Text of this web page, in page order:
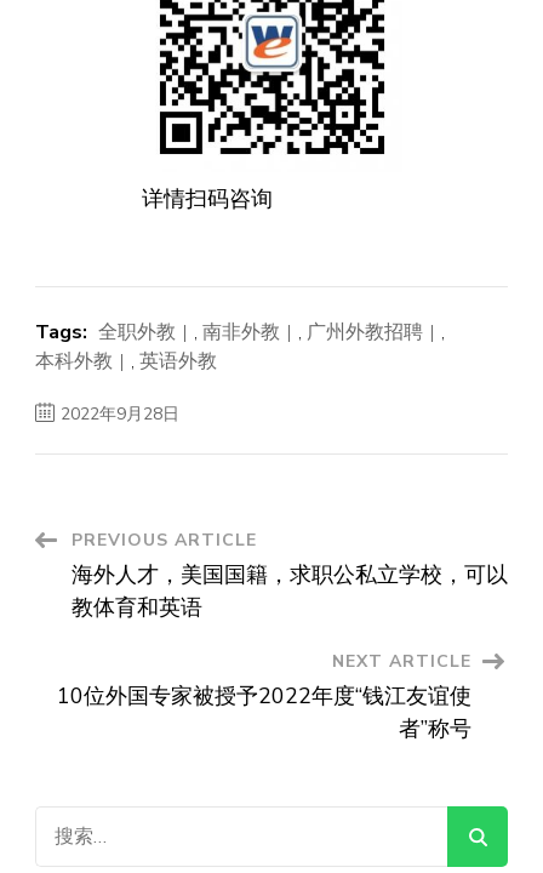
详情扫码咨询
Tags: 全职外教 , 南非外教 , 广州外教招聘
,
本科外教
, 英语外教
2022年9月28日
Post
Navigation
PREVIOUS ARTICLE
海外人才，美国国籍，求职公私立学校，可以
教体育和英语
NEXT ARTICLE
10位外国专家被授予2022年度“钱江友谊使
者”称号
索：